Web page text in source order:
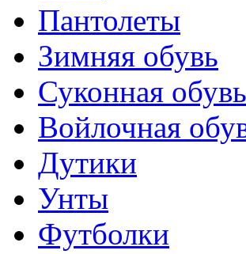
Пантолеты
Зимняя обувь
Суконная обувь
Войлочная
Дутики
Унты
Футболки